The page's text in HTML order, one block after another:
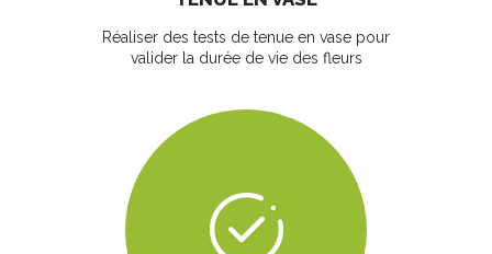
Réaliser des tests de tenue en vase pour
valider la durée de vie des fleurs